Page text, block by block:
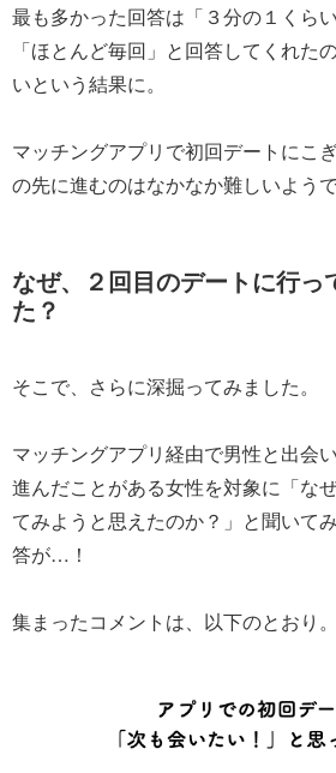
最も多かった回答は「３分の１くら
「ほとんど毎回」と回答してくれた
いという結果に。
マッチングアプリで初回デートにこ
の先に進むのはなかなか難しいようで
なぜ、２回目のデートに行っ
た？
そこで、さらに深掘ってみました。
マッチングアプリ経由で男性と出会
進んだことがある女性を対象に「な
てみようと思えたのか？」と聞いて
答が…！
集まったコメントは、以下のとおり。